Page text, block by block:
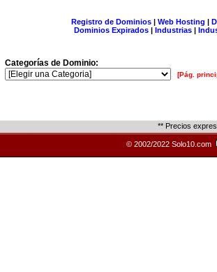
Registro de Dominios| Web Hosting |
Dominios Expirados | Industrias |
Categorías de Dominio:
[Pág.
** Precios
© 2002/2022 Solo10.com